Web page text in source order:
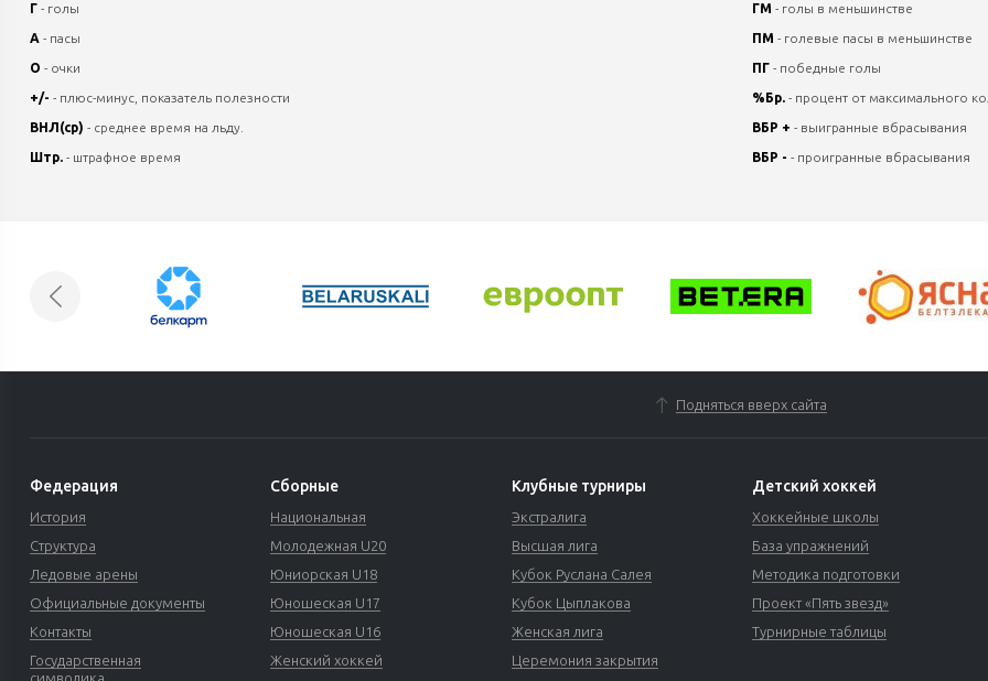
Г - голы
А - пасы
О - очки
+/- - плюс-минус, показатель полезности
ВНЛ(ср) - среднее время на льду.
Штр. - штрафное время
ГМ - голы в меньшинстве
ПМ - голевые пасы в меньшинстве
ПГ - победные голы
%Бр. - процент от максимального
ВБР + - выигранные вбрасывания
ВБР - - проигранные вбрасывания
Подняться вверх сайта
Федерация
История
Структура
Ледовые арены
Официальные документы
Контакты
Государственная
символика
Сборные
Национальная
Молодежная U20
Юниорская U18
Юношеская U17
Юношеская U16
Женский хоккей
Клубные турниры
Экстралига
Высшая лига
Кубок Руслана Салея
Кубок Цыплакова
Женская лига
Церемония закрытия
Детский хоккей
Хоккейные школы
База упражнений
Методика подготовки
Проект «Пять звезд»
Турнирные таблицы